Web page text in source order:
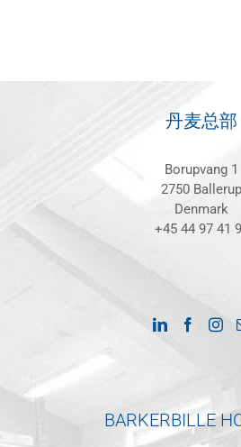
丹麦总部
Borupvang 1
2750 Ballerup
Denmark
+45 44 97 41
BARKERBILLE